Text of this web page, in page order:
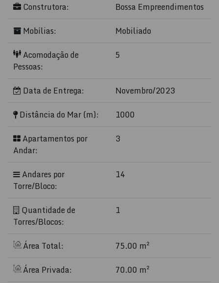
Construtora:
Bossa Empreendimentos
Mobílias:
Mobiliado
Acomodação de
Pessoas:
5
Data de Entrega:
Novembro/2023
Distância do Mar (m):
1000
Apartamentos por
Andar:
3
Andares por
Torre/Bloco:
14
Quantidade de
Torres/Blocos:
1
Área Total:
75.00 m²
Área Privada:
70.00 m²